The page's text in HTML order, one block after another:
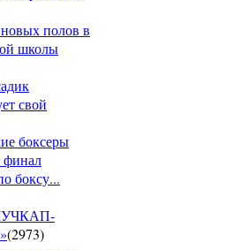
полов в
школы
свой
боксеры
финал
боксу...
(2973)